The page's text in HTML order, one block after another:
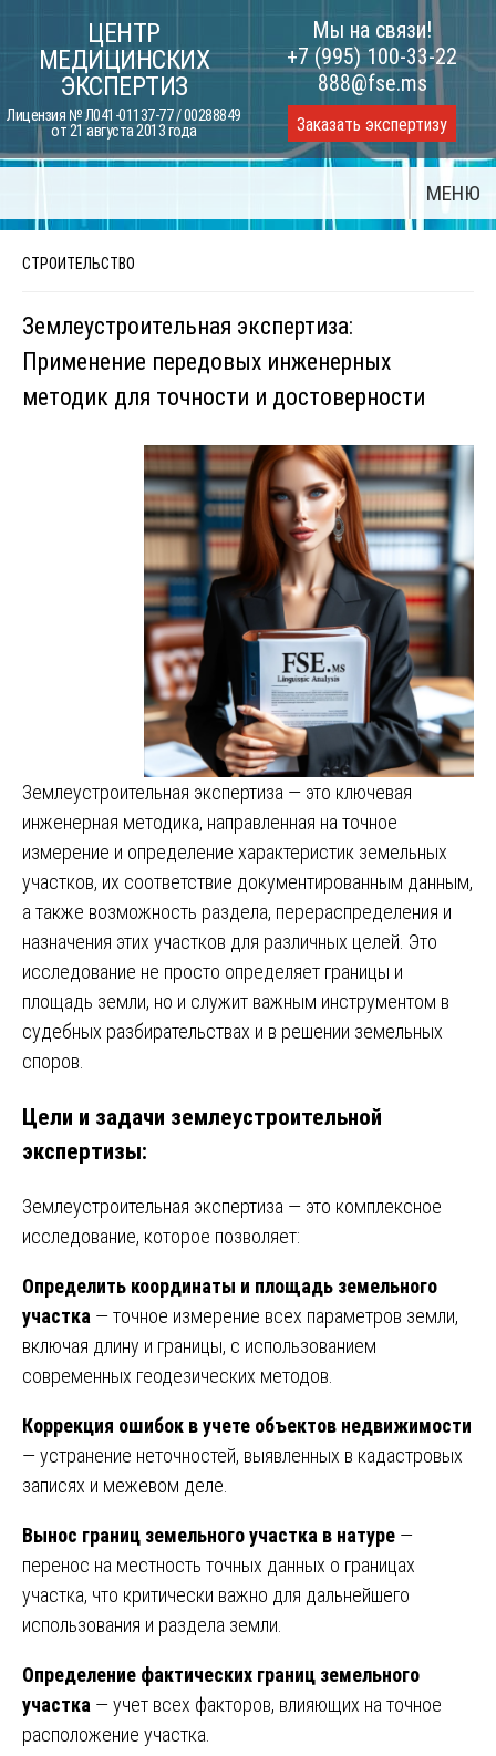
content
ЦЕНТР
МЕДИЦИНСКИХ
ЭКСПЕРТИЗ
Лицензия № Л041-01137-77 / 00288849
от 21 августа 2013 года
Мы на связи!
+7 (995) 100-33-22
888@fse.ms
Заказать экспертизу
МЕНЮ
СТРОИТЕЛЬСТВО
Землеустроительная экспертиза:
Применение передовых инженерных
методик для точности и достоверности
Землеустроительная экспертиза — это ключевая
инженерная методика, направленная на точное
измерение и определение характеристик земельных
участков, их соответствие документированным данным,
а также возможность раздела, перераспределения и
назначения этих участков для различных целей. Это
исследование не просто определяет границы и
площадь земли, но и служит важным инструментом в
судебных разбирательствах и в решении земельных
споров.
Цели и задачи землеустроительной
экспертизы:
Землеустроительная экспертиза — это комплексное
исследование, которое позволяет:
Определить координаты и площадь земельного
участка — точное измерение всех параметров земли,
включая длину и границы, с использованием
современных геодезических методов.
Коррекция ошибок в учете объектов недвижимости
— устранение неточностей, выявленных в кадастровых
записях и межевом деле.
Вынос границ земельного участка в натуре —
перенос на местность точных данных о границах
участка, что критически важно для дальнейшего
использования и раздела земли.
Определение фактических границ земельного
участка — учет всех факторов, влияющих на точное
расположение участка.